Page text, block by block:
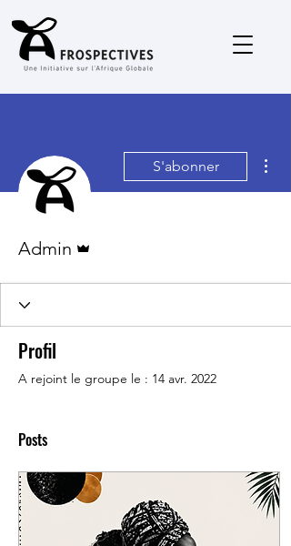
S'abonner
Admin
Profil
A rejoint le groupe le : 14 avr. 2022
Posts